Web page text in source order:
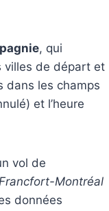
, qui
villes de départ et
dans les champs
et l’heure
vol de
Montréal
données